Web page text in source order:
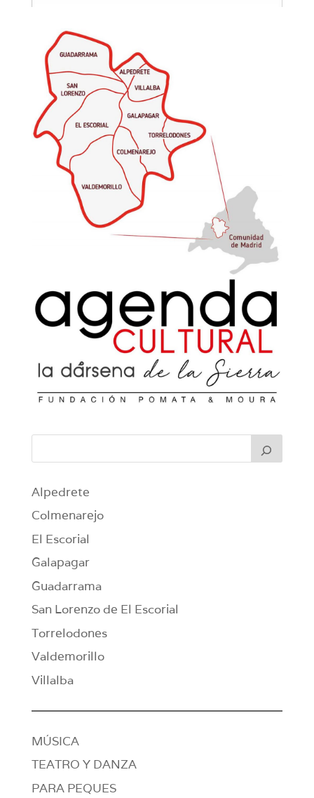
Alpedrete
Colmenarejo
El Escorial
Galapagar
Guadarrama
San Lorenzo de El Escorial
Torrelodones
Valdemorillo
Villalba
MÚSICA
TEATRO Y DANZA
PARA PEQUES